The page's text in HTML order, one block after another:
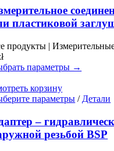
имеет
несколько
можно
на
пластиковой
продукты |
параметры →
корзину
параметры Этот
имеет
вариаций.
/ Детали
–
резьбой BSP